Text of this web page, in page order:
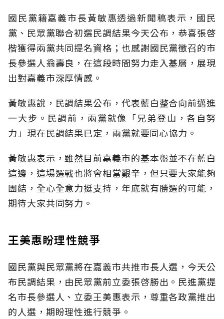
國民黨籍嘉義市長黃敏惠透過新聞稿表示，國民
黨、民眾黨聯合初選民調結果今天公布，恭喜張啓
楷獲得兩黨共同提名資格；也感謝國民黨徵召的市
長參選人翁壽良，在這段時間努力走入基層，展現
出對嘉義市深厚情感。
黃敏惠說，民調結果公布，代表藍白整合向前邁進
一大步。民調前，兩黨就像「兄弟登山，各自努
力」現在民調結果已定，兩黨就要同心協力。
黃敏惠表示，雖然目前嘉義市的基本盤並不在藍白
這邊，這場選戰也將會相當艱辛，但只要大家能夠
團結，全心全意力挺支持，年底就有勝選的可能，
期待大家共同努力。
王美惠盼理性競爭
國民黨與民眾黨將在嘉義市共推市長人選，今天公
布民調結果，由民眾黨前立委張啓勝出。民進黨提
名市長參選人、立委王美惠表示，尊重各政黨推出
的人選，期盼理性進行競爭。